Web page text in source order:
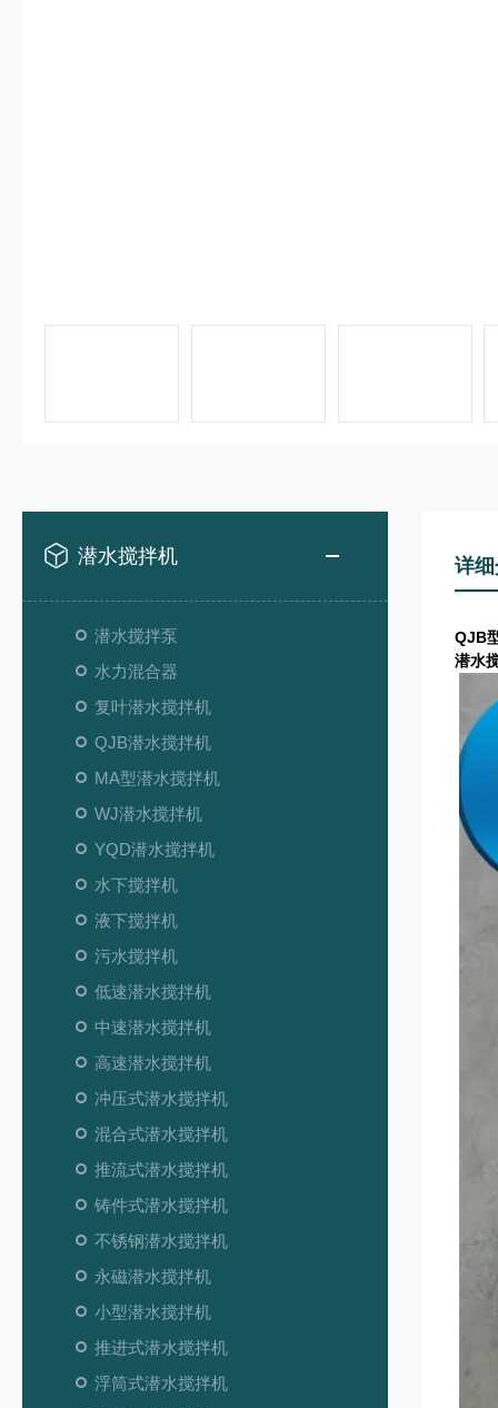
潜水搅拌机
潜水搅拌泵
水力混合器
复叶潜水搅拌机
QJB潜水搅拌机
MA型潜水搅拌机
WJ潜水搅拌机
YQD潜水搅拌机
水下搅拌机
液下搅拌机
污水搅拌机
低速潜水搅拌机
中速潜水搅拌机
高速潜水搅拌机
冲压式潜水搅拌机
混合式潜水搅拌机
推流式潜水搅拌机
铸件式潜水搅拌机
不锈钢潜水搅拌机
永磁潜水搅拌机
小型潜水搅拌机
推进式潜水搅拌机
浮筒式潜水搅拌机
详
QJB
潜水